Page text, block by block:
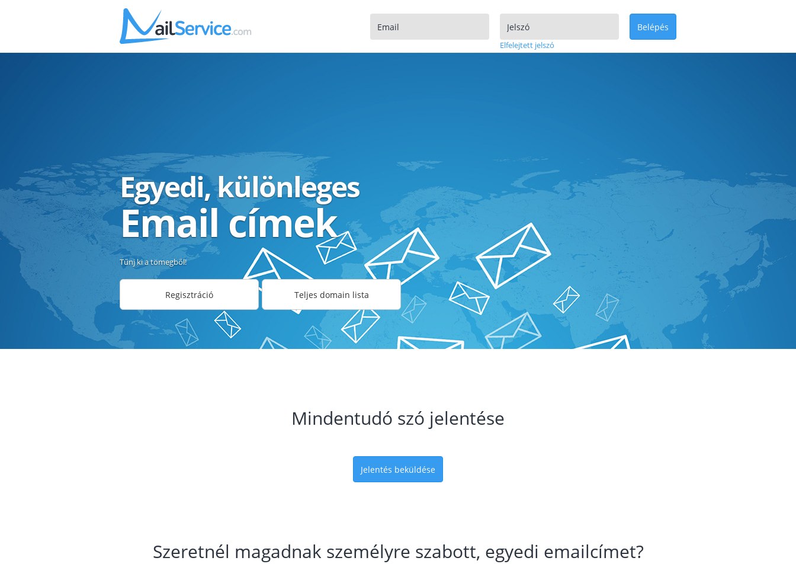
Elfelejtett jelszó
Belépés
Egyedi, különleges
Email címek
Tűnj ki a tömegből!
Regisztráció Teljes domain lista
Mindentudó szó jelentése
Jelentés beküldése
Szeretnél magadnak személyre szabott, egyedi emailcímet?